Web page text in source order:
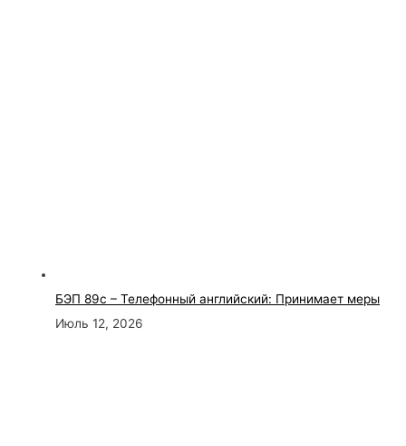
БЭП 89с – Телефонный английский: Принимает меры
Июль 12, 2026